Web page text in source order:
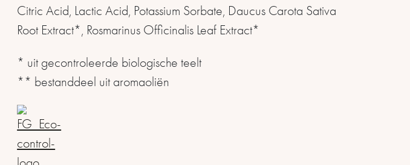
Citric Acid, Lactic Acid, Potassium Sorbate, Daucus Carota Sativa
Root Extract*, Rosmarinus Officinalis Leaf Extract*
* uit gecontroleerde biologische teelt
** bestanddeel uit aromaoliën